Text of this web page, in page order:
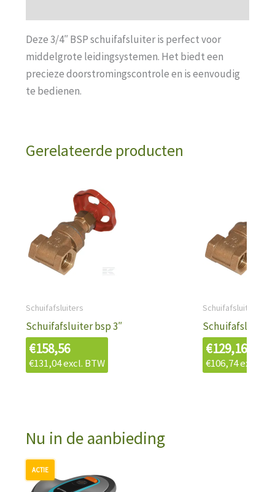
Deze 3/4″ BSP schuifafsluiter is perfect voor
middelgrote leidingsystemen. Het biedt een
precieze doorstromingscontrole en is eenvoudig
te bedienen.
Gerelateerde producten
Schuifafsluiters
Schuifafsluiter bsp 3″
€158,56
€131,04excl. BTW
Schuifafsluiters
Schuifafsluiter
€129,16
€106,74excl.
Nu in de aanbieding
Oorspronkelijke
Huidige